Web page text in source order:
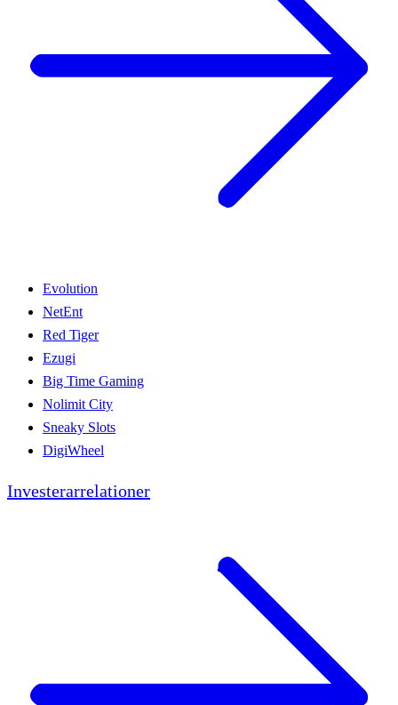
Evolution
NetEnt
Red Tiger
Ezugi
Big Time Gaming
Nolimit City
Sneaky Slots
DigiWheel
Investerarrelationer